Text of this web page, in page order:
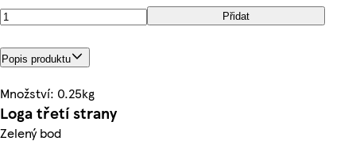
Přidat
Popis produktu
Množství: 0.25kg
Loga třetí strany
Zelený bod